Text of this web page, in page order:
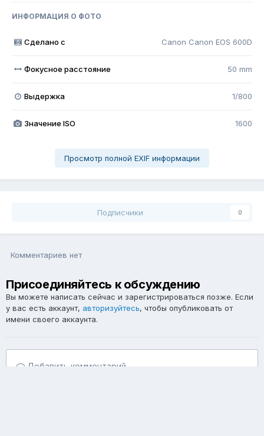
ИНФОРМАЦИЯ О ФОТО
Сделано с Canon Canon EOS 600D
Фокусное расстояние 50 mm
Выдержка 1/800
Значение ISO 1600
Просмотр полной EXIF информации
Подписчики 0
Комментариев нет
Присоединяйтесь к обсуждению
Вы можете написать сейчас и зарегистрироваться позже. Если
у вас есть аккаунт, авторизуйтесь, чтобы опубликовать от
имени своего аккаунта.
Добавить комментарий...